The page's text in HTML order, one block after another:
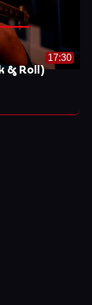
17:30
& Roll)